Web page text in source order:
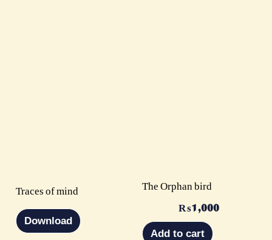
Traces of mind
Download
The Orphan bird
₨1,000
Add to cart